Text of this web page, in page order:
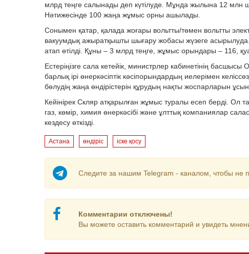
млрд теңге салынады деп күтілуде. Мұнда жылына 12 млн
Нәтижесінде 100 жаңа жұмыс орны ашылады.
Сонымен қатар, қалада жоғары вольтты/төмен вольтты
вакуумдық ажыратқышты шығару жобасы жүзеге асырылуда.
атап өтілді. Құны – 3 млрд теңге, жұмыс орындары – 116,
Естеріңізге сала кетейік, министрлер кабинетінің
барлық ірі өнеркәсіптік кәсіпорындардың иелерімен
бөлудің жаңа өндірістерін құрудың нақты жоспарларын
Кейінірек Скляр атқарылған жұмыс туралы есеп берді. Ол
газ, көмір, химия өнеркәсібі және ұлттық компаниялар
кездесу өткізді.
Астана өндіріс іске қосу
Следите за нашим Telegram - каналом, чтобы не
Комментарии отключены!
Вы можете оставить комментарий и увидеть